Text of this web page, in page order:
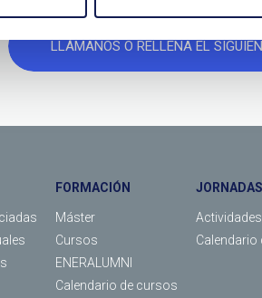
LLÁMANOS O RELLENA EL
FORMACIÓN
Máster
Cursos
ENERALUMNI
Calendario de cursos
JORNADAS
Actividades
Calendario